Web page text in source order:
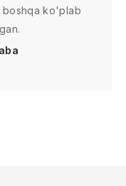
boshqa ko'plab